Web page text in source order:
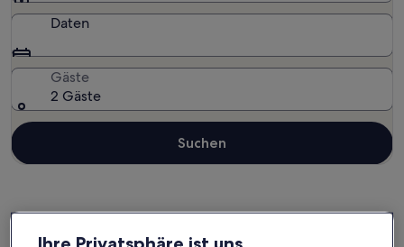
Daten
Gäste
2 Gäste
Suchen
Serfaus Ferienunterkünfte nahe Moosbahn